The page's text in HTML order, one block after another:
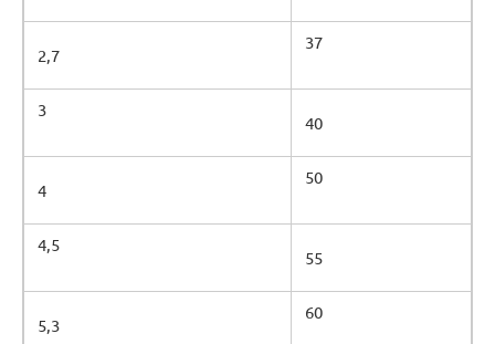
2,7
37
3
40
4
50
4,5
55
5,3
60